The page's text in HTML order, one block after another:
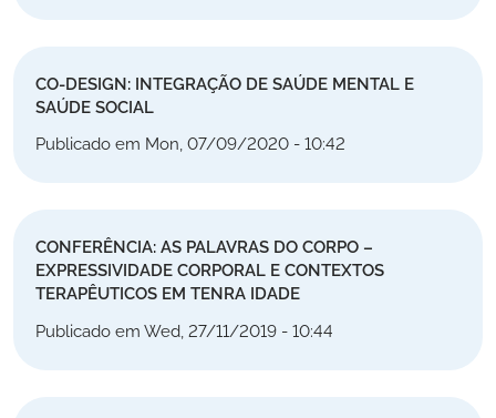
CO-DESIGN: INTEGRAÇÃO DE SAÚDE MENTAL E
SAÚDE SOCIAL
Publicado em Mon, 07/09/2020 - 10:42
CONFERÊNCIA: AS PALAVRAS DO CORPO –
EXPRESSIVIDADE CORPORAL E CONTEXTOS
TERAPÊUTICOS EM TENRA IDADE
Publicado em Wed, 27/11/2019 - 10:44